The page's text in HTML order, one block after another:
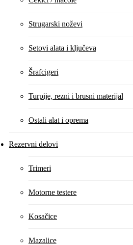
Strugarski noževi
Setovi alata i ključeva
Šrafcigeri
Turpije, rezni i brusni materijal
Ostali alat i oprema
Rezervni delovi
Trimeri
Motorne testere
Kosačice
Mazalice